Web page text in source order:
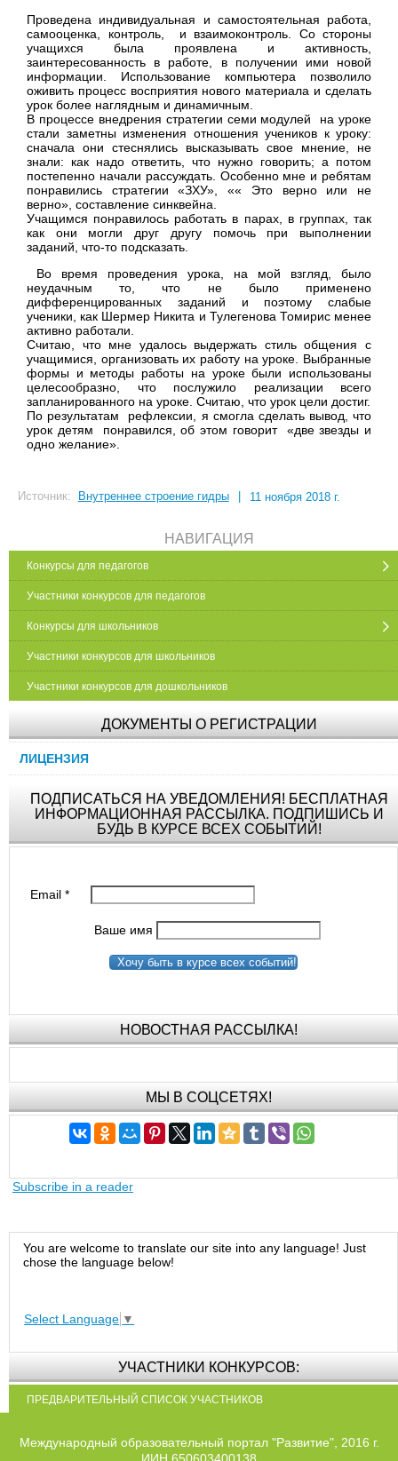
Проведена индивидуальная и самостоятельная работа,
самооценка, контроль, и взаимоконтроль. Со стороны
учащихся была проявлена и активность,
заинтересованность в работе, в получении ими новой
информации. Использование компьютера позволило
оживить процесс восприятия нового материала и сделать
урок более наглядным и динамичным.
В процессе внедрения стратегии семи модулей на уроке
стали заметны изменения отношения учеников к уроку:
сначала они стеснялись высказывать свое мнение, не
знали: как надо ответить, что нужно говорить; а потом
постепенно начали рассуждать. Особенно мне и ребятам
понравились стратегии «ЗХУ», «« Это верно или не
верно», составление синквейна.
Учащимся понравилось работать в парах, в группах, так
как они могли друг другу помочь при выполнении
заданий, что-то подсказать.
Во время проведения урока, на мой взгляд, было
неудачным то, что не было применено
дифференцированных заданий и поэтому слабые
ученики, как Шермер Никита и Тулегенова Томирис менее
активно работали.
Считаю, что мне удалось выдержать стиль общения с
учащимися, организовать их работу на уроке. Выбранные
формы и методы работы на уроке были использованы
целесообразно, что послужило реализации всего
запланированного на уроке. Считаю, что урок цели достиг.
По результатам рефлексии, я смогла сделать вывод, что
урок детям понравился, об этом говорит «две звезды и
одно желание».
Источник: Внутреннее строение гидры 11 ноября 2018 г.
НАВИГАЦИЯ
Конкурсы для педагогов
Участники конкурсов для педагогов
Конкурсы для школьников
Участники конкурсов для школьников
Участники конкурсов для дошкольников
ДОКУМЕНТЫ О РЕГИСТРАЦИИ
ЛИЦЕНЗИЯ
ПОДПИСАТЬСЯ НА УВЕДОМЛЕНИЯ! БЕСПЛАТНАЯ
ИНФОРМАЦИОННАЯ РАССЫЛКА. ПОДПИШИСЬ И
БУДЬ В КУРСЕ ВСЕХ СОБЫТИЙ!
Email*
Ваше имя
Хочу быть в курсе всех событий!
НОВОСТНАЯ РАССЫЛКА!
МЫ В СОЦСЕТЯХ!
Subscribe in a reader
You are welcome to translate our site into any language! Just
chose the language below!
Select Language ▼
УЧАСТНИКИ КОНКУРСОВ:
ПРЕДВАРИТЕЛЬНЫЙ СПИСОК УЧАСТНИКОВ
Международный образовательный портал "Развитие", 2016 г.